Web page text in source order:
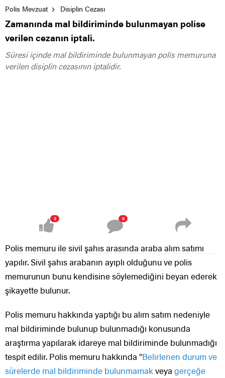
Polis Mevzuat Disiplin Cezası
Zamanında mal bildiriminde bulunmayan polise
verilen cezanın iptali.
Süresi içinde mal bildiriminde bulunmayan polis memuruna
verilen disiplin cezasının iptalidir.
3 0
Polis memuru ile sivil şahıs arasında araba alım satımı
yapılır. Sivil şahıs arabanın ayıplı olduğunu ve polis
memurunun bunu kendisine söylemediğini beyan ederek
şikayette bulunur.
Polis memuru hakkında yaptığı bu alım satım nedeniyle
mal bildiriminde bulunup bulunmadığı konusunda
araştırma yapılarak idareye mal bildiriminde bulunmadığı
tespit edilir. Polis memuru hakkında “Belirlenen durum ve
sürelerde mal bildiriminde bulunmamakveya gerçeğe